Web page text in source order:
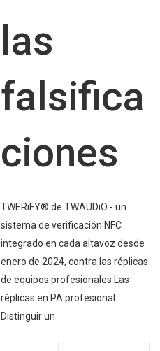
las
falsifica
ciones
TWERiFY® de TWAUDiO - un
sistema de verificación NFC
integrado en cada altavoz desde
enero de 2024, contra las réplicas
de equipos profesionales Las
réplicas en PA profesional
Distinguir un